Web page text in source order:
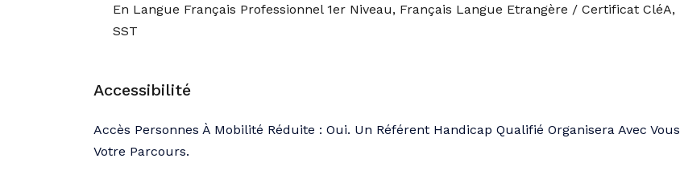
En Langue Français Professionnel 1er Niveau, Français Langue Etrangère / Certificat CléA,
SST
Accessibilité
Accès Personnes À Mobilité Réduite : Oui. Un Référent Handicap Qualifié Organisera Avec Vous
Votre Parcours.